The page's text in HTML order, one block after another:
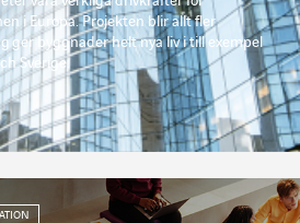
i Europa. Projekten blir allt fler
ger byggnader helt nya liv i till exempel
Sverige.